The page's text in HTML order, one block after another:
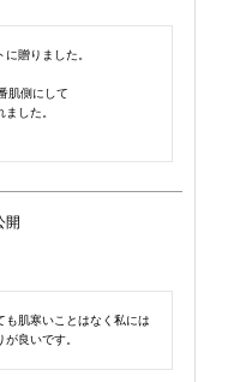
贈りました。
肌側にして
した。
開
も肌寒いことはなく私には
良いです。